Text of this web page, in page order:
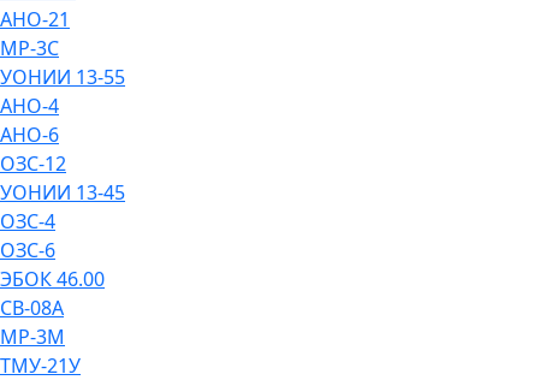
АНО-21
МР-3С
УОНИИ 13-55
АНО-4
АНО-6
ОЗС-12
УОНИИ 13-45
ОЗС-4
ОЗС-6
ЭБОК 46.00
СВ-08А
МР-3М
ТМУ-21У